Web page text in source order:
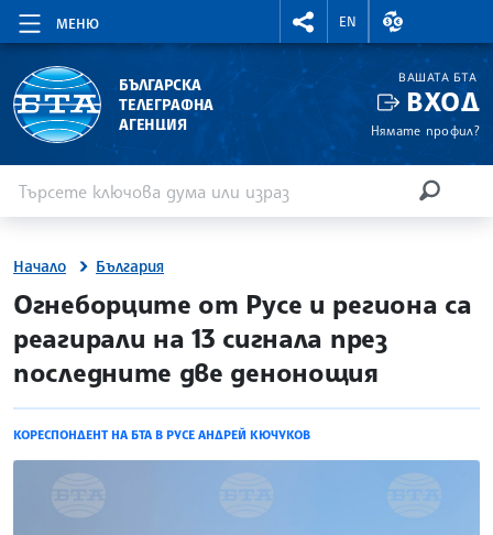
МЕНЮ
RIGHTMENU.SOCIAL
EN
ВАЛУТНИ
БЪЛГАРСКА
ТЕЛЕГРАФНА
АГЕНЦИЯ
ВАШАТА БТА
ВХОД
Нямате профил?
Начало България
site.bta
Огнеборците от Русе и региона са
реагирали на 13 сигнала през
последните две денонощия
КОРЕСПОНДЕНТ НА БТА В РУСЕ АНДРЕЙ КЮЧУКОВ